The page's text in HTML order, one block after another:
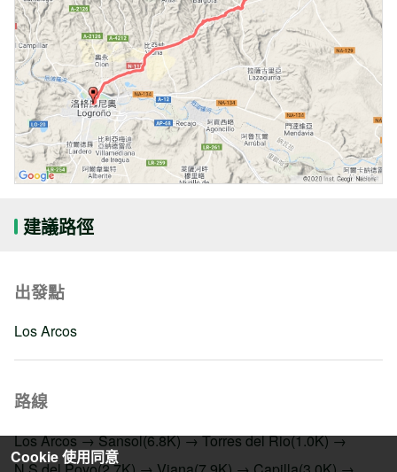
建議路徑
出發點
Los Arcos
路線
Los Arcos → Sansol(6.8K) → Torres del Rio(1.0K) →
Cookie 使用同意